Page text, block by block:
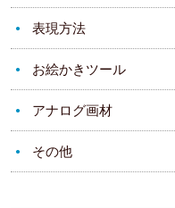
表現方法
お絵かきツール
アナログ画材
その他